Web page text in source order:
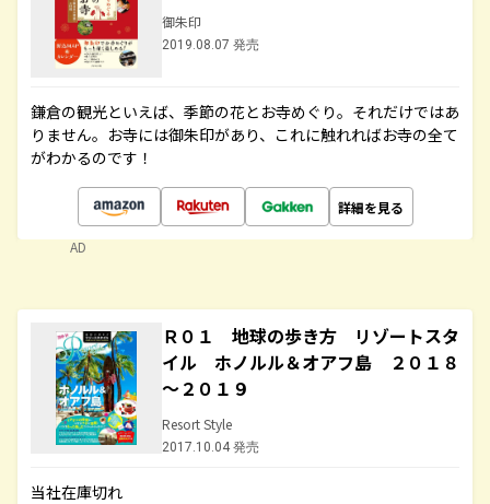
御朱印
2019.08.07 発売
鎌倉の観光といえば、季節の花とお寺めぐり。それだけではあ
りません。お寺には御朱印があり、これに触れればお寺の全て
がわかるのです！
詳細を見る
AD
Ｒ０１ 地球の歩き方 リゾートスタ
イル ホノルル＆オアフ島 ２０１８
～２０１９
Resort Style
2017.10.04 発売
当社在庫切れ